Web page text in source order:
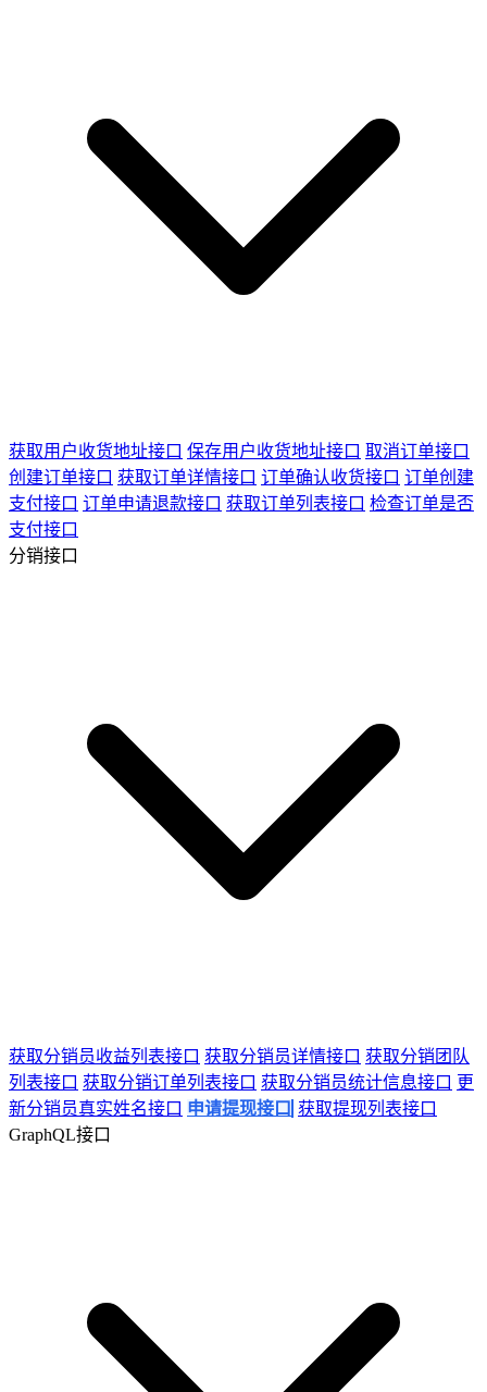
获取用户收货地址接口 保存用户收货地址接口 取消订单接口
创建订单接口 获取订单详情接口 订单确认收货接口 订单创建
支付接口 订单申请退款接口 获取订单列表接口 检查订单是否
支付接口
分销接口
获取分销员收益列表接口 获取分销员详情接口 获取分销团队
列表接口 获取分销订单列表接口 获取分销员统计信息接口 更
新分销员真实姓名接口 申请提现接口 获取提现列表接口
GraphQL接口